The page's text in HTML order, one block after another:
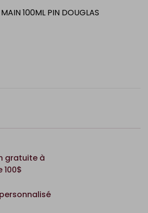
100ML PIN DOUGLAS
gratuite à